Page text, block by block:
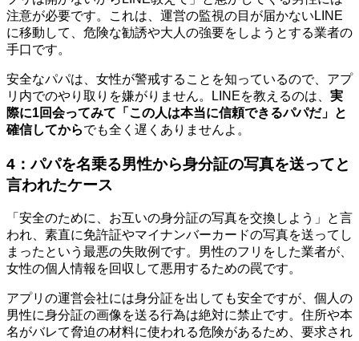
注意が必要です。これは、運営の監視の目が届かないLINE
に移動して、危険な勧誘や大人の強要をしようとする業者の
手口です。
安全なパパは、女性が警戒することを知っているので、アプ
リ内でのやり取りを嫌がりません。LINEを教えるのは、 実
際に1回会ってみて「この人は本当に信頼できるパパだ」と
確信してからでも全く遅くありませんよ。
4：パパを名乗る男性から身分証の写真を送ってと
言われたケース
「安全のために、お互いの身分証の写真を交換しよう」と言
われ、素直に免許証やマイナンバーカードの写真を送ってし
まったという最悪の失敗例です。男性のフリをした業者が、
女性の個人情報を回収して悪用するための罠です。
アプリの運営会社には身分証を出しても安全ですが、個人の
男性に身分証の画像を送る行為は絶対に禁止です。住所や本
名がバレて脅迫の材料に使われる危険があるため、要求され